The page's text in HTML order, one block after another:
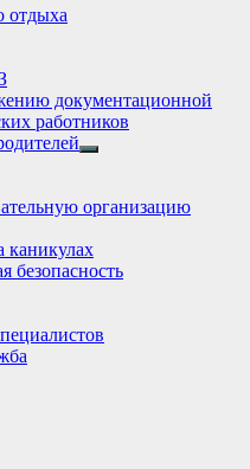
отдыха
документационной
работников
Show
организацию
каникулах
безопасность